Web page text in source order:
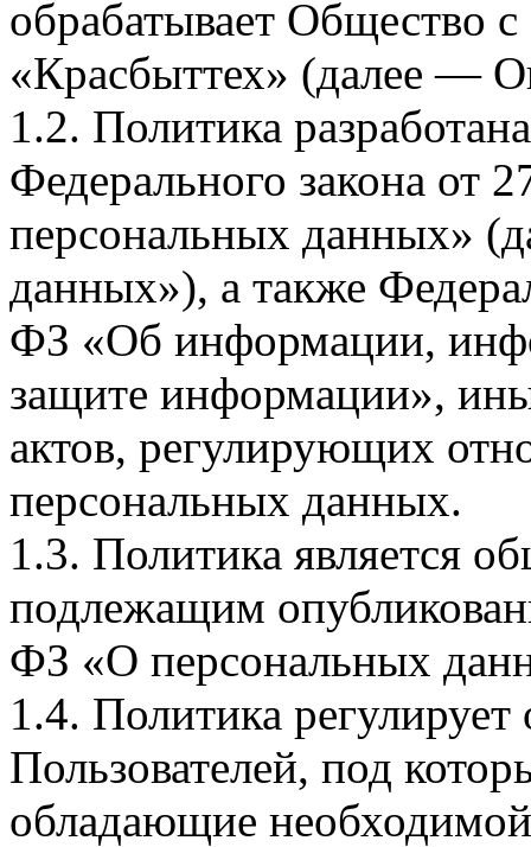
обрабатывает Общество
«Красбыттех» (далее —
1.2. Политика
Федерального закона
персональных данных»
данных»), а также
ФЗ «Об информации,
защите информации»,
актов, регулирующих
персональных данных.
1.3. Политика является
подлежащим
ФЗ «О персональных
1.4. Политика
Пользователей, под
обладающие